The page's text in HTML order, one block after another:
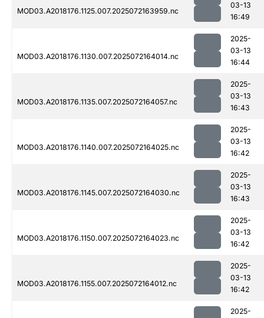
MOD03.A2018176.1125.007.2025072163959.nc
03-13
16:49
MOD03.A2018176.1130.007.2025072164014.nc
2025-
03-13
16:44
MOD03.A2018176.1135.007.2025072164057.nc
2025-
03-13
16:43
MOD03.A2018176.1140.007.2025072164025.nc
2025-
03-13
16:42
MOD03.A2018176.1145.007.2025072164030.nc
2025-
03-13
16:43
MOD03.A2018176.1150.007.2025072164023.nc
2025-
03-13
16:42
MOD03.A2018176.1155.007.2025072164012.nc
2025-
03-13
16:42
2025-